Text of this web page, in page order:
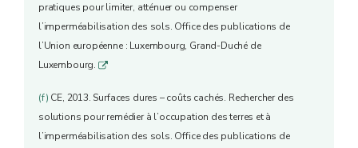
pratiques pour limiter, atténuer ou compenser
l’imperméabilisation des sols. Office des publications de
l’Union européenne : Luxembourg, Grand-Duché de
Luxembourg. q
(f) CE, 2013. Surfaces dures – coûts cachés. Rechercher des
solutions pour remédier à l’occupation des terres et à
l’imperméabilisation des sols. Office des publications de